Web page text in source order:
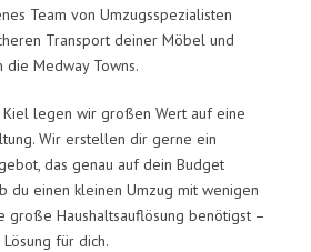
Team von Umzugsspezialisten
Transport deiner Möbel und
die Medway Towns.
Kiel legen wir großen Wert auf eine
Wir erstellen dir gerne ein
das genau auf dein Budget
du einen kleinen Umzug mit wenigen
große Haushaltsauflösung benötigst –
für dich.